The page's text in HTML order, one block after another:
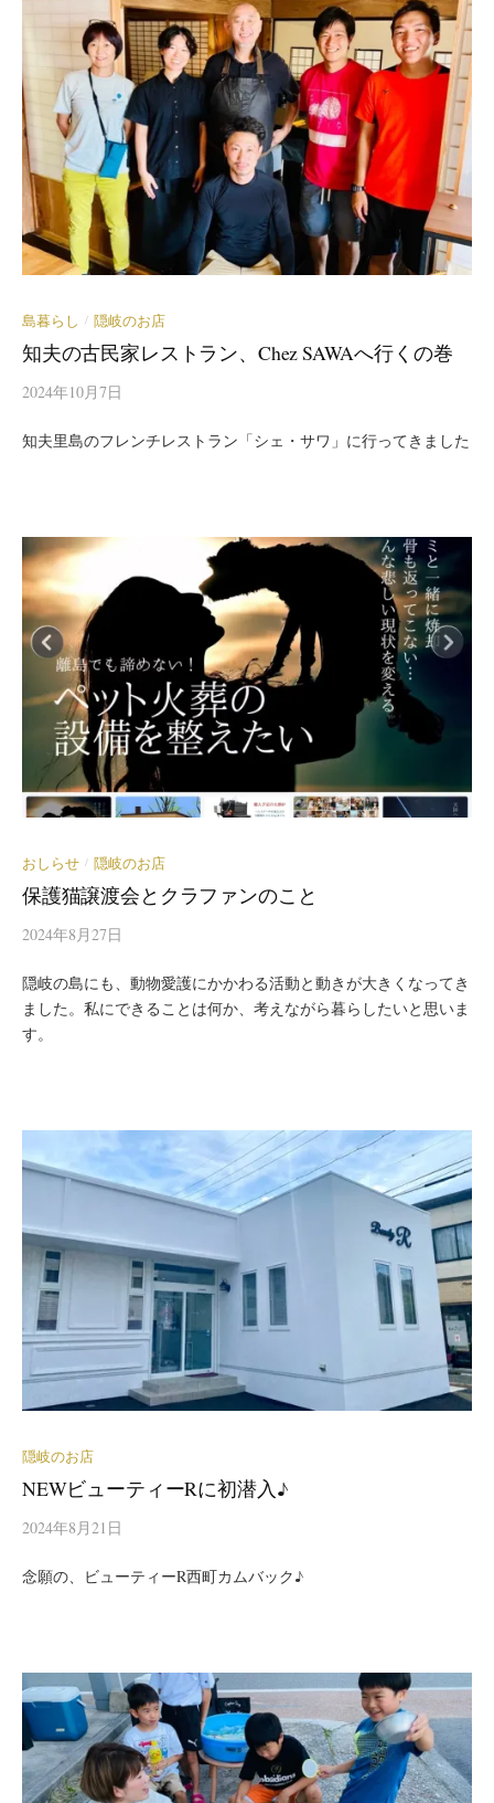
島暮らし / 隠岐のお店
知夫の古民家レストラン、Chez SAWAへ行くの巻
2024年10月7日
知夫里島のフレンチレストラン「シェ・サワ」に行ってきました
おしらせ / 隠岐のお店
保護猫譲渡会とクラファンのこと
2024年8月27日
隠岐の島にも、動物愛護にかかわる活動と動きが大きくなってき
ました。私にできることは何か、考えながら暮らしたいと思いま
す。
隠岐のお店
NEWビューティーRに初潜入♪
2024年8月21日
念願の、ビューティーR西町カムバック♪